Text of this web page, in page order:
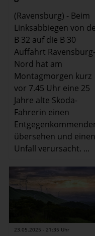
(Ravensburg) - Beim
Linksabbiegen von
B 32 auf die B 30
Auffahrt Ravensburg-
Nord hat am
Montagmorgen kurz
vor 7.45 Uhr eine 25
Jahre alte Skoda-
Fahrerin einen
übersehen und einen
Unfall verursacht. ...
23.05.2025 - 21:35 Uhr